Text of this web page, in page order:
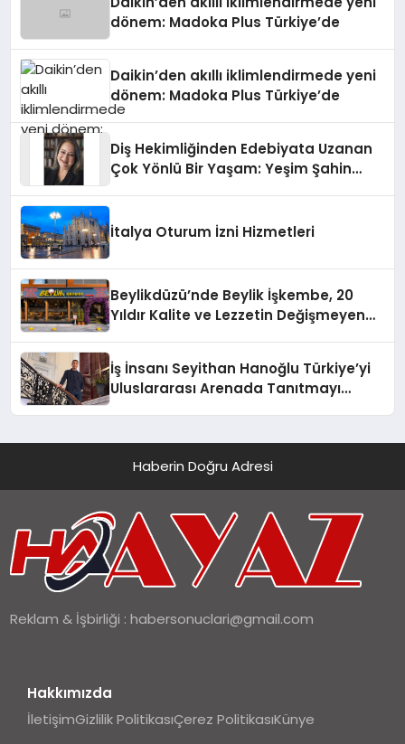
dönem: Madoka Plus Türkiye’de
Daikin’den akıllı iklimlendirmede yeni
dönem: Madoka Plus Türkiye’de
Diş Hekimliğinden Edebiyata Uzanan
Çok Yönlü Bir Yaşam: Yeşim Şahin
İtalya Oturum İzni Hizmetleri
Beylikdüzü’nde Beylik İşkembe, 20
Yıldır Kalite ve Lezzetin Değişmeyen
İş İnsanı Seyithan Hanoğlu Türkiye’yi
Uluslararası Arenada Tanıtmayı
Haberin Doğru Adresi
Reklam & İşbirliği :habersonuclari@gmail.com
Hakkımızda
İletişimGizlilik PolitikasıÇerez PolitikasıKünye